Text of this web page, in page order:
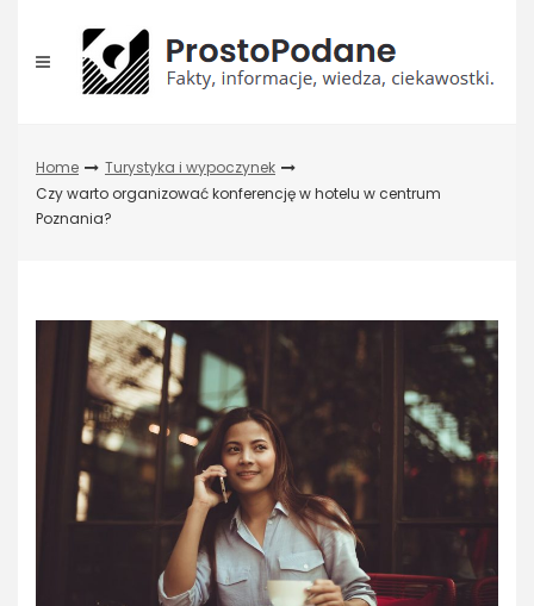
content
Home
Turystyka i wypoczynek
Czy warto organizować konferencję w hotelu w centrum
Poznania?